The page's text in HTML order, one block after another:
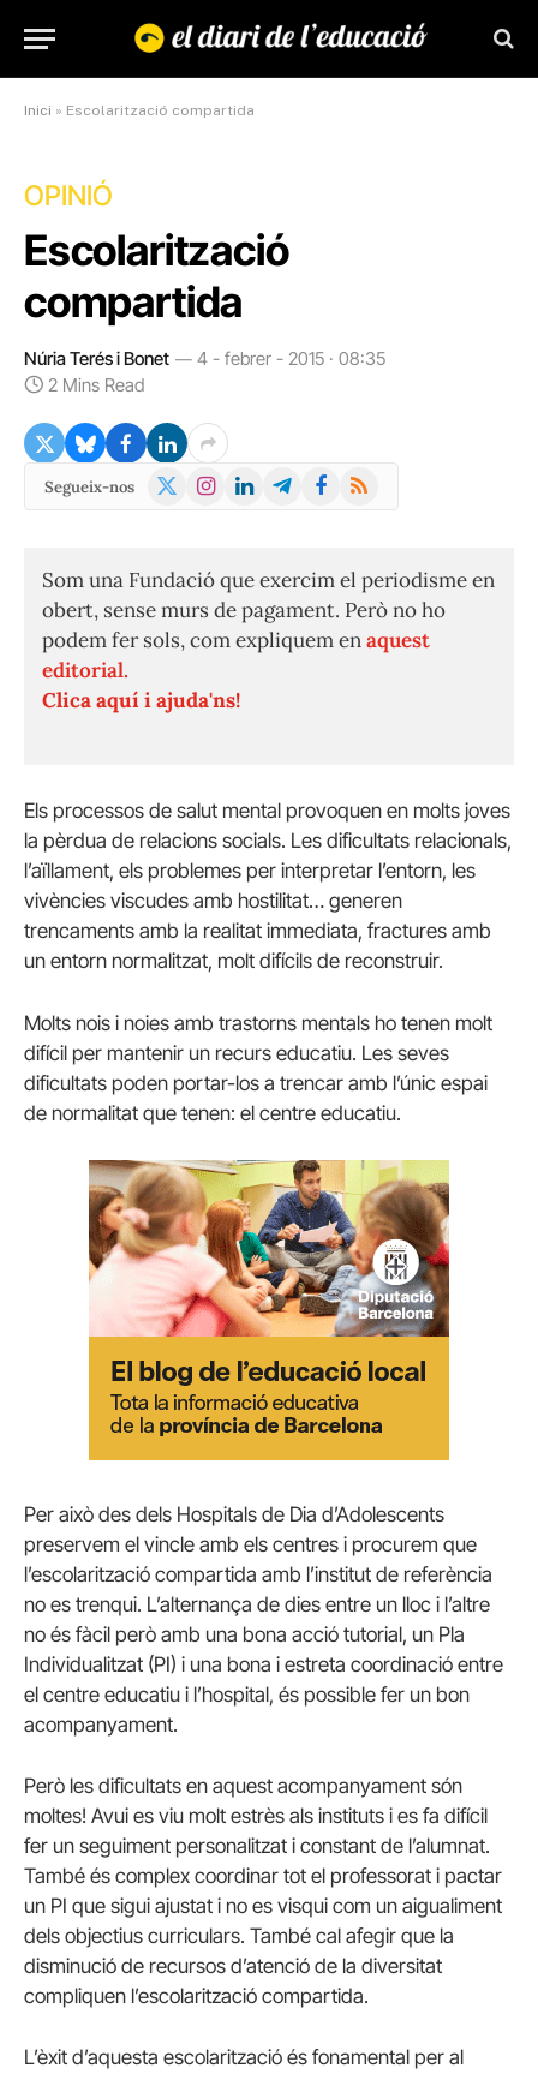
Inici » Escolarització compartida
OPINIÓ
Escolarització
compartida
Núria Terés i Bonet
4 - febrer - 2015 · 08:35
2 Mins Read
Segueix-nos
X
Instagram
LinkedInTelegramFacebook
RSS
Som una Fundació que exercim el periodisme en
obert, sense murs de pagament. Però no ho
podem fer sols, com expliquem enaquest
editorial.
Clica aquí i ajuda'ns!
Els processos de salut mental provoquen en molts joves
la pèrdua de relacions socials. Les dificultats relacionals,
l’aïllament, els problemes per interpretar l’entorn, les
vivències viscudes amb hostilitat… generen
trencaments amb la realitat immediata, fractures amb
un entorn normalitzat, molt difícils de reconstruir.
Molts nois i noies amb trastorns mentals ho tenen molt
difícil per mantenir un recurs educatiu. Les seves
dificultats poden portar-los a trencar amb l’únic espai
de normalitat que tenen: el centre educatiu.
Per això des dels Hospitals de Dia d’Adolescents
preservem el vincle amb els centres i procurem que
l’escolarització compartida amb l’institut de referència
no es trenqui. L’alternança de dies entre un lloc i l’altre
no és fàcil però amb una bona acció tutorial, un Pla
Individualitzat (PI) i una bona i estreta coordinació entre
el centre educatiu i l’hospital, és possible fer un bon
acompanyament.
Però les dificultats en aquest acompanyament són
moltes! Avui es viu molt estrès als instituts i es fa difícil
fer un seguiment personalitzat i constant de l’alumnat.
També és complex coordinar tot el professorat i pactar
un PI que sigui ajustat i no es visqui com un aigualiment
dels objectius curriculars. També cal afegir que la
disminució de recursos d’atenció de la diversitat
compliquen l’escolarització compartida.
L’èxit d’aquesta escolarització és fonamental per al